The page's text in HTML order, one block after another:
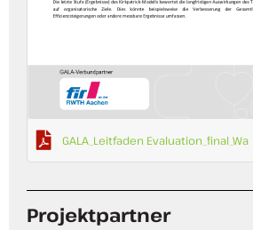
GALA_Leitfaden Evaluation_final_Wa
Projektpartner